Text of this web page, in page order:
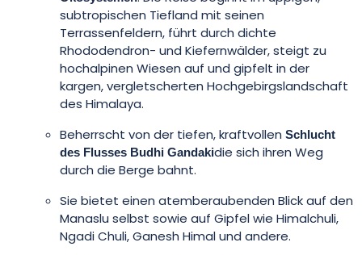
subtropischen Tiefland mit seinen
Terrassenfeldern, führt durch dichte
Rhododendron- und Kiefernwälder, steigt zu
hochalpinen Wiesen auf und gipfelt in der
kargen, vergletscherten Hochgebirgslandschaft
des Himalaya.
Beherrscht von der tiefen, kraftvollen Schlucht
des Flusses Budhi Gandakidie sich ihren Weg
durch die Berge bahnt.
Sie bietet einen atemberaubenden Blick auf den
Manaslu selbst sowie auf Gipfel wie Himalchuli,
Ngadi Chuli, Ganesh Himal und andere.